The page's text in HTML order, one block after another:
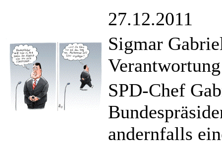
27.12.2011
Sigmar
Verantwortung
SPD-Chef
andernfalls